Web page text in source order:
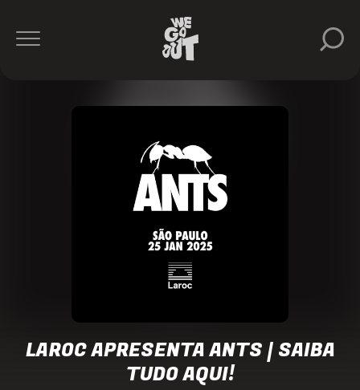
Paco
https://www.instagram.com/larocclub/
LAROC APRESENTA ANTS | SAIBA
TUDO AQUI!